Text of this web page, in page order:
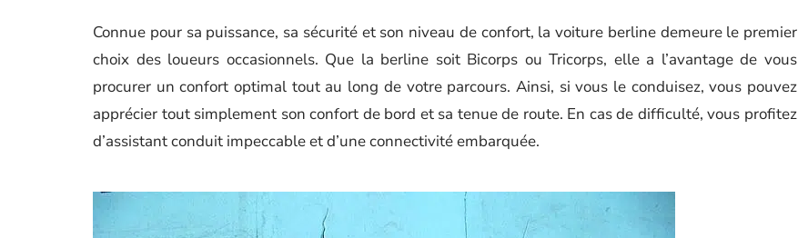
Connue pour sa puissance, sa sécurité et son niveau de confort, la voiture berline demeure le premier
choix des loueurs occasionnels. Que la berline soit Bicorps ou Tricorps, elle a l’avantage de vous
procurer un confort optimal tout au long de votre parcours. Ainsi, si vous le conduisez, vous pouvez
apprécier tout simplement son confort de bord et sa tenue de route. En cas de difficulté, vous profitez
d’assistant conduit impeccable et d’une connectivité embarquée.